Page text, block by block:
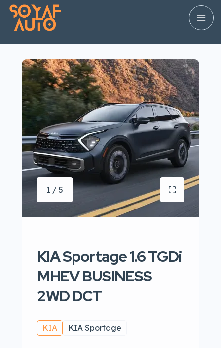
1 / 5
KIA Sportage 1.6 TGDi
MHEV BUSINESS
2WD DCT
KIA KIA Sportage